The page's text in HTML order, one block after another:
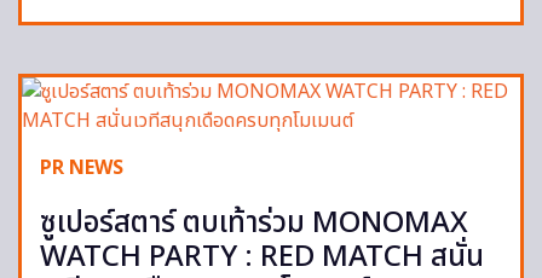
PR NEWS
ซูเปอร์สตาร์ ตบเท้าร่วม MONOMAX
WATCH PARTY : RED MATCH สนั่น